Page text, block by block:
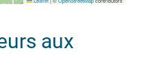
aux